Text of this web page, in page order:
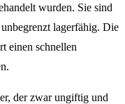
wurden. Sie sind
lagerfähig. Die
einen schnellen
der zwar ungiftig und